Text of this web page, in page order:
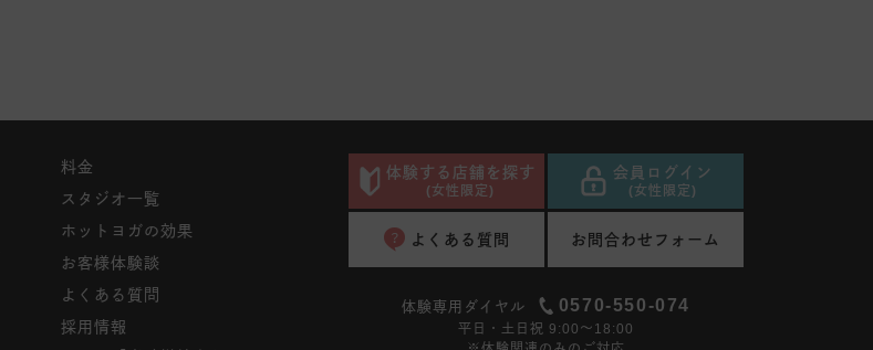
料金
スタジオ一覧
ホットヨガの効果
お客様体験談
よくある質問
採用情報
体験する店舗を探す
(女性限定)
会員ログイン
(女性限定)
よくある質問 お問合わせフォーム
体験専用ダイヤル 0570-550-074
平日・土日祝 9:00〜18:00